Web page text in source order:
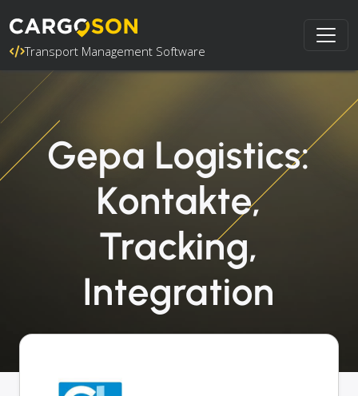
Transport Management Software
Gepa Logistics:
Kontakte,
Tracking,
Integration